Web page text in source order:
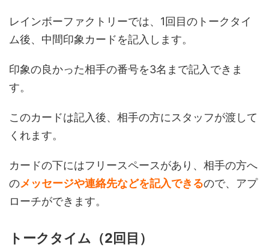
レインボーファクトリーでは、1回目のトークタイ
ム後、中間印象カードを記入します。
印象の良かった相手の番号を3名まで記入できま
す。
このカードは記入後、相手の方にスタッフが渡して
くれます。
カードの下にはフリースペースがあり、相手の方へ
のメッセージや連絡先などを記入できるので、アプ
ローチができます。
トークタイム（2回目）